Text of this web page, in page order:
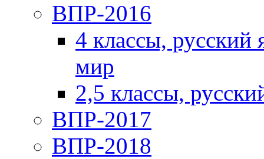
ВПР-2016
4 классы,
мир
2,5 классы,
ВПР-2017
ВПР-2018